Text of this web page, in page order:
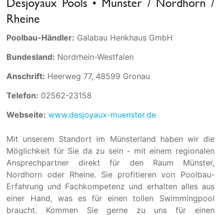
Desjoyaux Pools • Münster / Nordhorn /
Rheine
Poolbau-Händler: Galabau Henkhaus GmbH
Bundesland: Nordrhein-Westfalen
Anschrift: Heerweg 77, 48599 Gronau
Telefon: 02562-23158
Webseite: www.desjoyaux-muenster.de
Mit unserem Standort im Münsterland haben wir die
Möglichkeit für Sie da zu sein - mit einem regionalen
Ansprechpartner direkt für den Raum Münster,
Nordhorn oder Rheine. Sie profitieren von Poolbau-
Erfahrung und Fachkompetenz und erhalten alles aus
einer Hand, was es für einen tollen Swimmingpool
braucht. Kommen Sie gerne zu uns für einen